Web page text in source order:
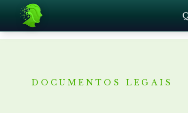
DOCUMENTOS LEGAIS